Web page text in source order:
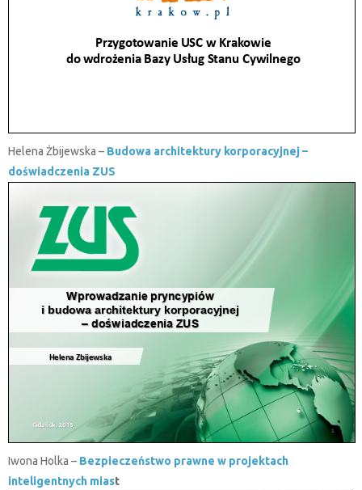
Helena Żbijewska – Budowa architektury korporacyjnej –
doświadczenia ZUS
Iwona Holka – Bezpieczeństwo prawne w projektach
inteligentnych miast